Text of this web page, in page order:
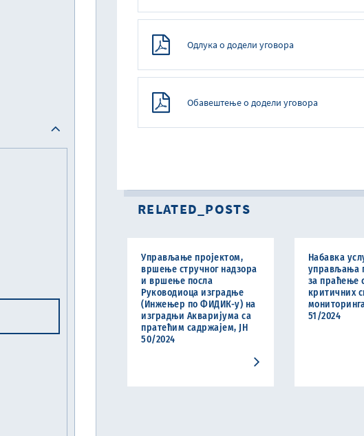
Одлука о додели уговора
Обавештење о додели уговора
RELATED_POSTS
Управљање пројектом,
вршење стручног надзора
и вршење посла
Руководиоца изградње
(Инжењер по ФИДИК-у) на
изградњи Акваријума са
пратећим садржајем, ЈН
50/2024
Набавка
управљања
за праћење
критичних
51/2024